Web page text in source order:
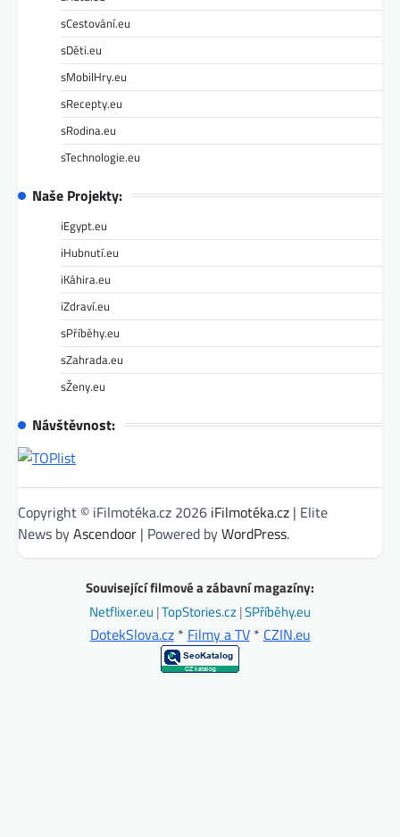
sCestování.eu
sDěti.eu
sMobilHry.eu
sRecepty.eu
sRodina.eu
sTechnologie.eu
Naše Projekty:
iEgypt.eu
iHubnutí.eu
iKáhira.eu
iZdraví.eu
sPříběhy.eu
sZahrada.eu
sŽeny.eu
Návštěvnost:
Copyright © iFilmotéka.cz 2026 iFilmotéka.cz | Elite
News byAscendoor | Powered byWordPress.
Související filmové a zábavní magazíny:
Netflixer.eu |TopStories.cz|SPříběhy.eu
DotekSlova.cz* Filmy a TV* CZIN.eu